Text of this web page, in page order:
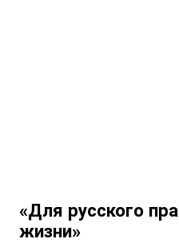
«Для русского
жизни»